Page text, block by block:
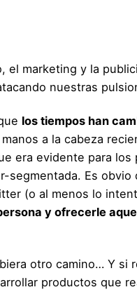
el marketing y la
nuestras
los tiempos han
a la cabeza
era evidente para
segmentada. Es
(o al menos lo
y ofrecerle
otro camino… Y si
productos que